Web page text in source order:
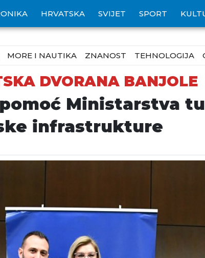
HRVATSKA SVIJET SPORT
MORE I NAUTIKA ZNANOST TEHNOLOGIJA
DVORANA BANJOLE
Ministarstva
infrastrukture